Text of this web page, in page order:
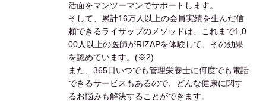
活面をマンツーマンでサポートします。
そして、累計16万人以上の会員実績を生んだ信
頼できるライザップのメソッドは、これまで1,0
00人以上の医師がRIZAPを体験して、その効果
を認めています。(※2)
また、365日いつでも管理栄養士に何度でも電話
できるサービスもあるので、どんな健康に関す
るお悩みも解決することができます。